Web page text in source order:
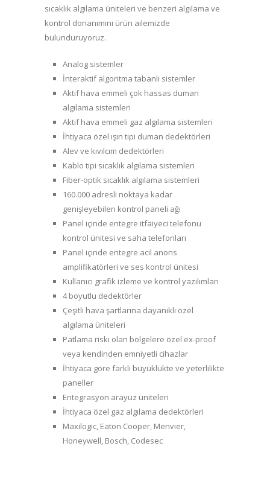
sıcaklık algılama üniteleri ve benzeri algılama ve
kontrol donanımını ürün ailemizde
bulunduruyoruz.
Analog sistemler
İnteraktif algoritma tabanlı sistemler
Aktif hava emmeli çok hassas duman
algılama sistemleri
Aktif hava emmeli gaz algılama sistemleri
İhtiyaca özel ışın tipi duman dedektörleri
Alev ve kıvılcım dedektörleri
Kablo tipi sıcaklık algılama sistemleri
Fiber-optik sıcaklık algılama sistemleri
160.000 adresli noktaya kadar
genişleyebilen kontrol paneli ağı
Panel içinde entegre itfaiyeci telefonu
kontrol ünitesi ve saha telefonları
Panel içinde entegre acil anons
amplifikatörleri ve ses kontrol ünitesi
Kullanıcı grafik izleme ve kontrol yazılımları
4 boyutlu dedektörler
Çeşitli hava şartlarına dayanıklı özel
algılama üniteleri
Patlama riski olan bölgelere özel ex-proof
veya kendinden emniyetli cihazlar
İhtiyaca göre farklı büyüklükte ve yeterlilikte
paneller
Entegrasyon arayüz üniteleri
İhtiyaca özel gaz algılama dedektörleri
Maxilogic, Eaton Cooper, Menvier,
Honeywell, Bosch, Codesec